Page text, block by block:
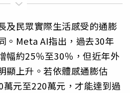
及民眾實際生活感受的通膨
。Meta AI指出，過去30年
幅約25％至30％，但近年外
顯上升。若依體感通膨估
元至220萬元，才能達到過